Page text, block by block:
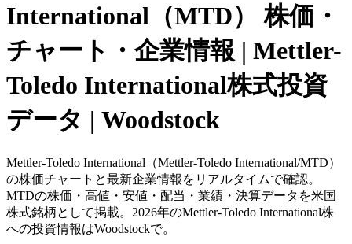
International（MTD）
株価・
チャート・企業情報 | Mettler-
Toledo International株式投資
データ | Woodstock
Mettler-Toledo International（Mettler-Toledo International/MTD）
の株価チャートと最新企業情報をリアルタイムで確認。
MTDの株価・高値・安値・配当・業績・決算データを米国
株式銘柄として掲載。2026年のMettler-Toledo International株
への投資情報はWoodstockで。